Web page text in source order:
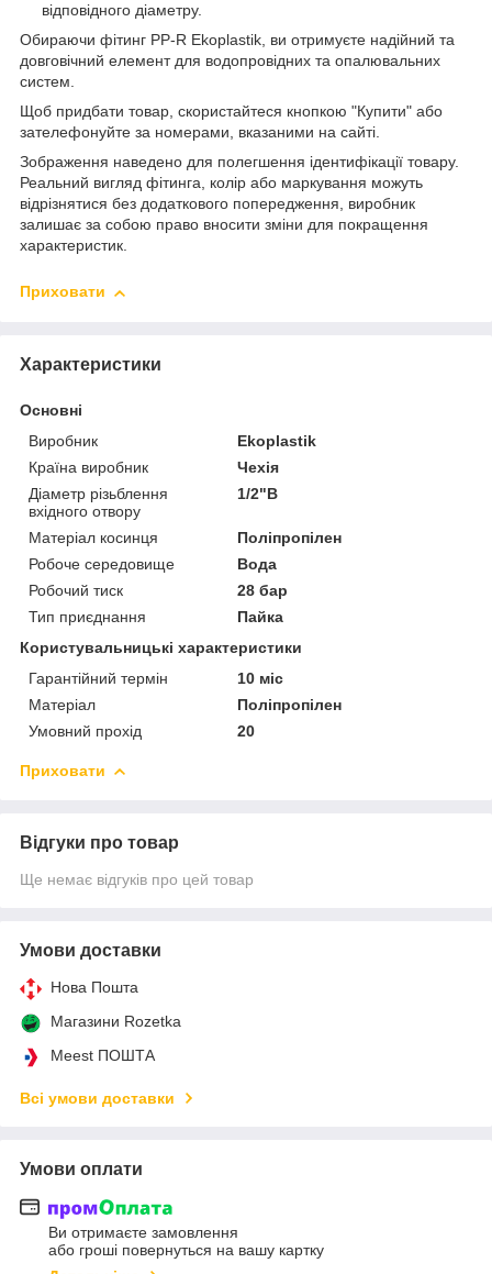
відповідного діаметру.
Обираючи фітинг PP-R Ekoplastik, ви отримуєте надійний та
довговічний елемент для водопровідних та опалювальних
систем.
Щоб придбати товар, скористайтеся кнопкою "Купити" або
зателефонуйте за номерами, вказаними на сайті.
Зображення наведено для полегшення ідентифікації товару.
Реальний вигляд фітинга, колір або маркування можуть
відрізнятися без додаткового попередження, виробник
залишає за собою право вносити зміни для покращення
характеристик.
Приховати
Характеристики
Основні
Виробник
Ekoplastik
Країна виробник
Чехія
Діаметр різьблення
вхідного отвору
1/2"В
Матеріал косинця
Поліпропілен
Робоче середовище
Вода
Робочий тиск
28 бар
Тип приєднання
Пайка
Користувальницькі характеристики
Гарантійний термін
10 міс
Матеріал
Поліпропілен
Умовний прохід
20
Приховати
Відгуки про товар
Ще немає відгуків про цей товар
Умови доставки
Нова Пошта
Магазини Rozetka
Meest ПОШТА
Всі умови доставки
Умови оплати
Ви отримаєте замовлення
або гроші повернуться на вашу картку